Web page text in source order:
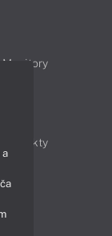
Monitory
Produkty
a